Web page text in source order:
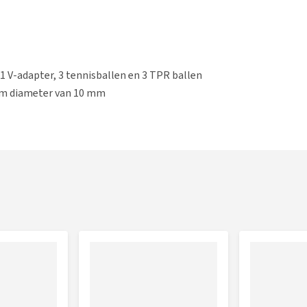
V-adapter, 3 tennisballen en 3 TPR ballen
diameter van 10 mm